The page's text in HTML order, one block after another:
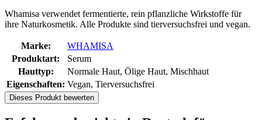
Whamisa verwendet fermentierte, rein pflanzliche Wirkstoffe für
ihre Naturkosmetik. Alle Produkte sind tierversuchsfrei und vegan.
Marke:
WHAMISA
Produktart:
Serum
Hauttyp:
Normale Haut, Ölige Haut, Mischhaut
Eigenschaften: Vegan, Tierversuchsfrei
Dieses Produkt bewerten